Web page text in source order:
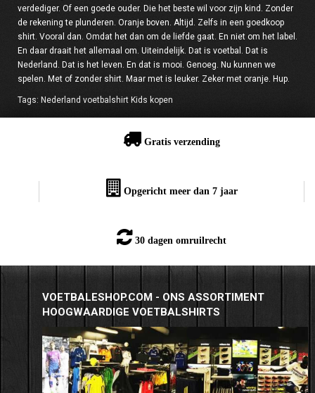
verdediger. Of een goede ouder. Die het beste wil voor zijn kind. Zonder
de rekening te plunderen. Oranje boven. Altijd. Zelfs in een goedkoop
shirt. Vooral dan. Omdat het dan om de liefde gaat. En niet om het label.
En daar draait het allemaal om. Uiteindelijk. Dat is voetbal. Dat is
Nederland. Dat is het leven. En dat is mooi. Genoeg. Nu kunnen we
spelen. Met of zonder shirt. Maar met is leuker. Zeker met oranje. Hup.
Tags: Nederland voetbalshirt Kids kopen
Gratis verzending
Opgericht meer dan 7 jaar
30 dagen omruilrecht
VOETBALESHOP.COM - ONS ASSORTIMENT
HOOGWAARDIGE VOETBALSHIRTS